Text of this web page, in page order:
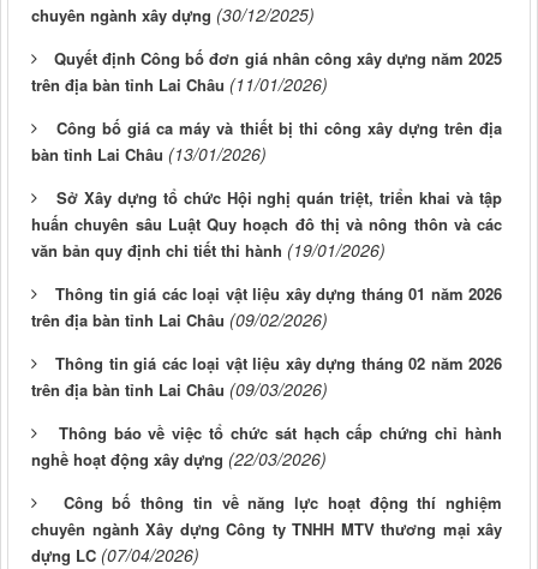
chuyên ngành xây dựng (30/12/2025)
Quyết định Công bố đơn giá nhân công xây dựng năm 2025
trên địa bàn tỉnh Lai Châu (11/01/2026)
Công bố giá ca máy và thiết bị thi công xây dựng trên địa
bàn tỉnh Lai Châu (13/01/2026)
Sở Xây dựng tổ chức Hội nghị quán triệt, triển khai và tập
huấn chuyên sâu Luật Quy hoạch đô thị và nông thôn và các
văn bản quy định chi tiết thi hành (19/01/2026)
Thông tin giá các loại vật liệu xây dựng tháng 01 năm 2026
trên địa bàn tỉnh Lai Châu (09/02/2026)
Thông tin giá các loại vật liệu xây dựng tháng 02 năm 2026
trên địa bàn tỉnh Lai Châu (09/03/2026)
Thông báo về việc tổ chức sát hạch cấp chứng chỉ hành
nghề hoạt động xây dựng (22/03/2026)
Công bố thông tin về năng lực hoạt động thí nghiệm
chuyên ngành Xây dựng Công ty TNHH MTV thương mại xây
dựng LC (07/04/2026)